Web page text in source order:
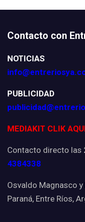
Contacto con
NOTICIAS
PUBLICIDAD
MEDIAKIT CLIK
Contacto directo las
4384338
Osvaldo Magnasco y
Paraná, Entre Ríos,